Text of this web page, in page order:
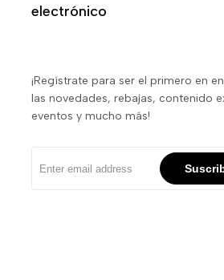
electrónico
¡Regístrate para ser el primero en
las novedades, rebajas, contenido
eventos y mucho más!